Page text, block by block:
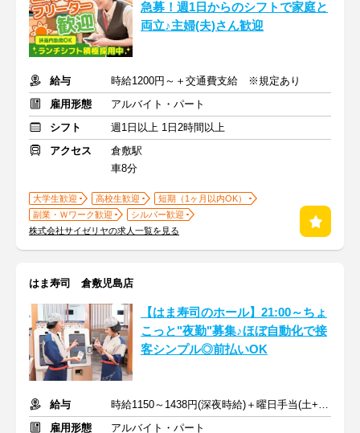
急募！週1日からのシフトで家庭と
両立♪主婦(夫)さん歓迎
給与
時給1200円～＋交通費支給 ※規定あり
雇用形態
アルバイト・パート
シフト
週1日以上 1日2時間以上
アクセス
倉敷駅
車8分
大学生歓迎 高校生歓迎
短期（1ヶ月以内OK）
副業・Ｗワーク歓迎
シルバー歓迎
株式会社サイゼリヤの求人一覧を見る
はま寿司 倉敷児島店
【はま寿司のホール】21:00～ちょ
こっと"夜勤"募集♪ほぼ自動化で接
客シンプル◎前払いOK
給与
時給1150～1438円(深夜時給)＋曜日手当(土+70円、日祝+100円)
雇用形態
アルバイト・パート